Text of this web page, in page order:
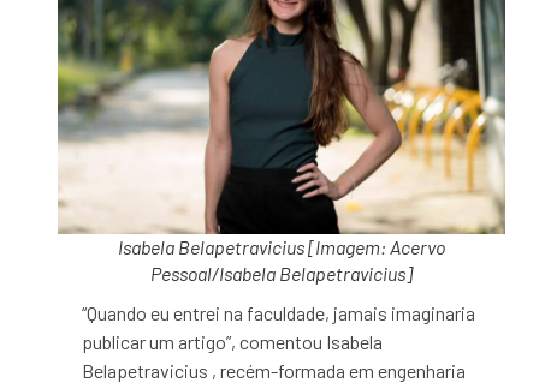
Isabela Belapetravicius [Imagem: Acervo
Pessoal/Isabela Belapetravicius]
“Quando eu entrei na faculdade, jamais imaginaria
publicar um artigo”, comentou Isabela
Belapetravicius , recém-formada em engenharia